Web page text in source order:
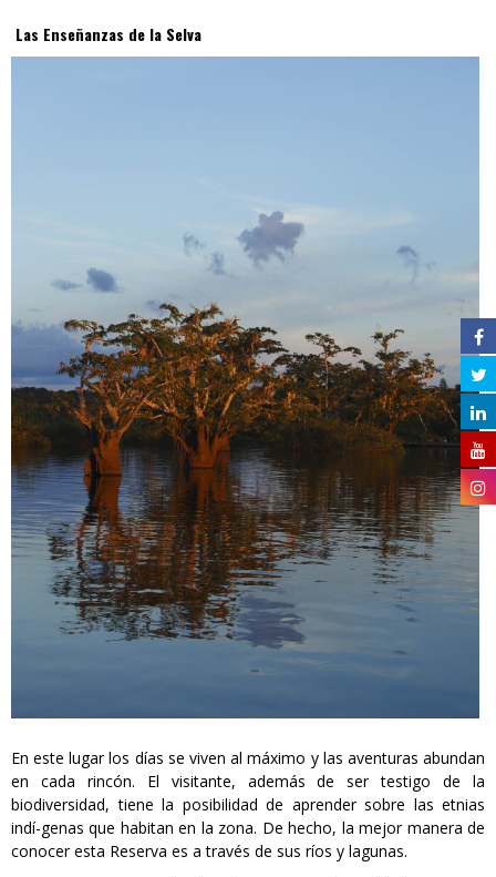
Las Enseñanzas de la Selva
En este lugar los días se viven al máximo y las aventuras abundan
en cada rincón. El visitante, además de ser testigo de la
biodiversidad, tiene la posibilidad de aprender sobre las etnias
indí-genas que habitan en la zona. De hecho, la mejor manera de
conocer esta Reserva es a través de sus ríos y lagunas.